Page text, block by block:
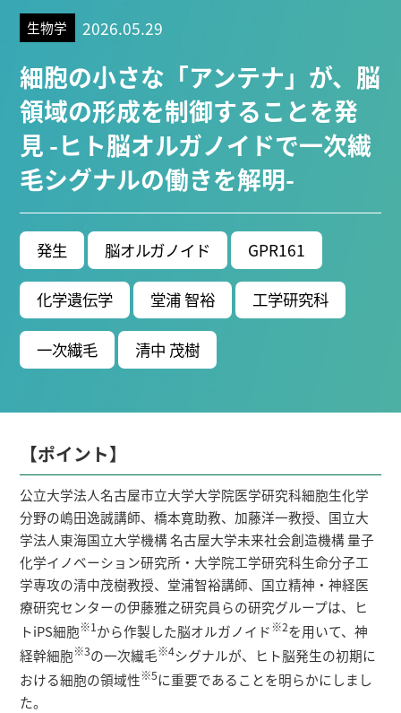
TAG
(177)
生命農学研究科 (116)
トランスフォーマティ
ブ生命分子研究所 (75)
環境学研究科 (67)
宇宙地球
環境研究所 (63)
未来材料・システム研究所 (61)
報学研究科 (47)
植物 (33) 機械学習 (31)
高等
研究院 (26)
生物機能開発利用研究センター (24)
境医学研究所 (23)
進化 (23)
未来社会創造機構 (22)
宇宙 (21)
創薬科学研究科 (20)
シロイヌナズ
ナ (19)
オーロラ (17)
Research VIDEOS
Researchers' VOICE
名古屋大学基金
研究者総覧
生物学 2026.05.29
細胞の小さな「アンテナ」が、脳
領域の形成を制御することを発
見 -ヒト脳オルガノイドで一次繊
毛シグナルの働きを解明-
発生 脳オルガノイド GPR161
化学遺伝学 堂浦 智裕 工学研究科
一次繊毛 清中 茂樹
【ポイント】
公立大学法人名古屋市立大学大学院医学研究科細胞生化学
分野の嶋田逸誠講師、橋本寛助教、加藤洋一教授、国立大
学法人東海国立大学機構 名古屋大学未来社会創造機構 量子
化学イノベーション研究所・大学院工学研究科生命分子工
学専攻の清中茂樹教授、堂浦智裕講師、国立精神・神経医
療研究センターの伊藤雅之研究員らの研究グループは、ヒ
トiPS細胞※1から作製した脳オルガノイド ※2を用いて、神
経幹細胞※3の一次繊毛※4シグナルが、ヒト脳発生の初期に
おける細胞の領域性※5に重要であることを明らかにしまし
た。